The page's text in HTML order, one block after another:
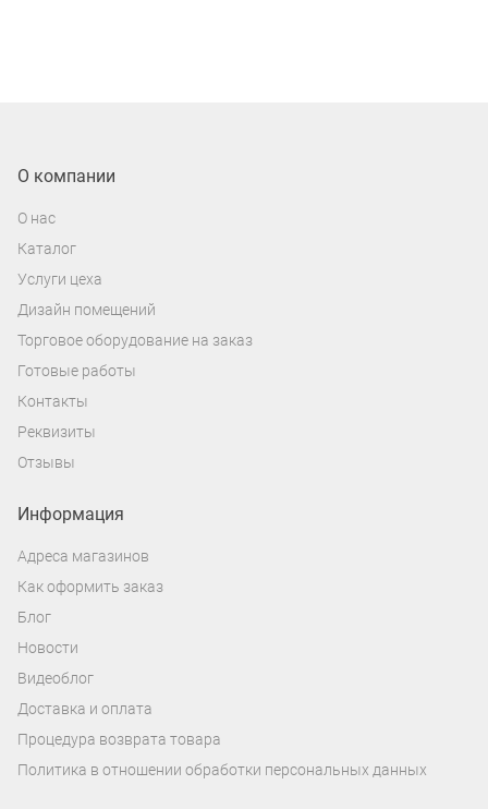
О компании
О нас
Каталог
Услуги цеха
Дизайн помещений
Торговое оборудование на заказ
Готовые работы
Контакты
Реквизиты
Отзывы
Информация
Адреса магазинов
Как оформить заказ
Блог
Новости
Видеоблог
Доставка и оплата
Процедура возврата товара
Политика в отношении обработки персональных данных